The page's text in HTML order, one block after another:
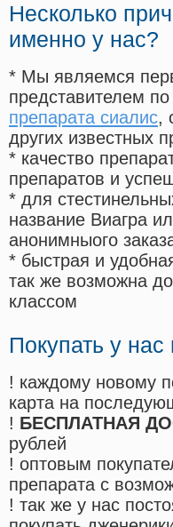
Несколько
именно у нас?
* Мы являемся
представителем
препарата сиалис,
других известных
* качество
препаратов и
* для
название Виагра
анонимныого
* быстрая и
так же возможна
классом
Покупать у нас
! каждому новому
карта на
! БЕСПЛАТНАЯ
рублей
! оптовым
препарата с
! так же у нас